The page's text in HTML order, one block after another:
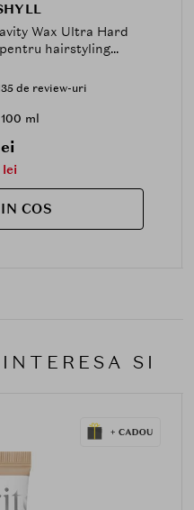
Wax Ultra Hard
hairstyling...
de review-uri
100 ml
lei
COS
SI